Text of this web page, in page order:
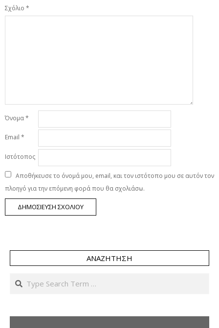
Σχόλιο *
Όνομα*
Email *
Ιστότοπος
Αποθήκευσε το όνομά μου, email, και τον ιστότοπο μου σε αυτόν τον
πλοηγό για την επόμενη φορά που θα σχολιάσω.
ΑΝΑΖΉΤΗΣΗ
Search